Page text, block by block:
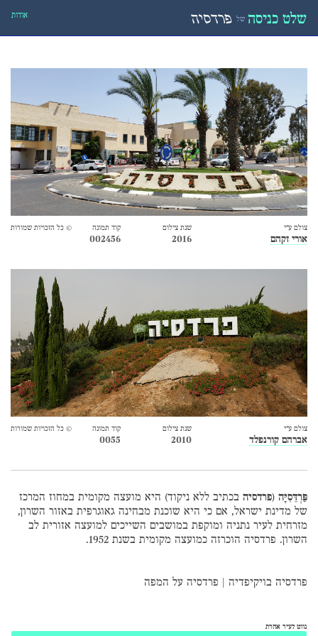
שלט כניסה של פרדסיה אודות
צולם ע״י
אורי זקהם
שנת צילום
2016
קוד תמונה
002456
© כל הזכויות שמורות
צולם ע״י
אברהם קורנפלד
שנת צילום
2010
קוד תמונה
0055
© כל הזכויות שמורות
פַּרְדֵּסִיָּה (פרדסיה בכתיב ללא ניקוד) היא מועצה מקומית במחוז המרכז
של מדינת ישראל, אם כי היא שוכנת מבחינה גאוגרפית באזור השרון,
מזרחית לעיר נתניה ומוקפת במושבים השייכים למועצה אזורית לב
השרון. פרדסיה הוכרזה כמועצה מקומית בשנת 1952.
פרדסיה בויקיפדיה פרדסיה על המפה
נווט לעיר אחרת